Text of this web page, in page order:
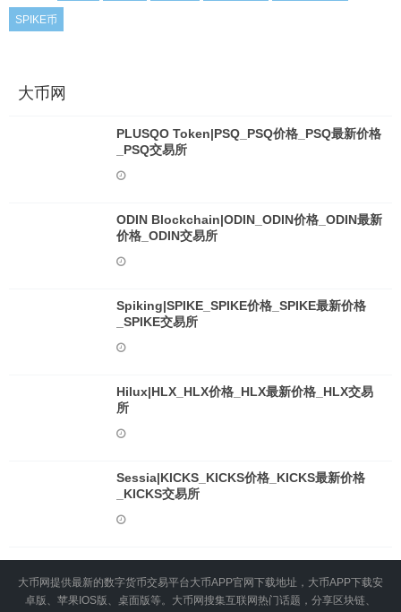
SPIKE币
大币网
PLUSQO Token|PSQ_PSQ价格_PSQ最新价格
_PSQ交易所
ODIN Blockchain|ODIN_ODIN价格_ODIN最新
价格_ODIN交易所
Spiking|SPIKE_SPIKE价格_SPIKE最新价格
_SPIKE交易所
Hilux|HLX_HLX价格_HLX最新价格_HLX交易
所
Sessia|KICKS_KICKS价格_KICKS最新价格
_KICKS交易所
大币网提供最新的数字货币交易平台大币APP官网下载地址，大币APP下载安
卓版、苹果IOS版、桌面版等。大币网搜集互联网热门话题，分享区块链、